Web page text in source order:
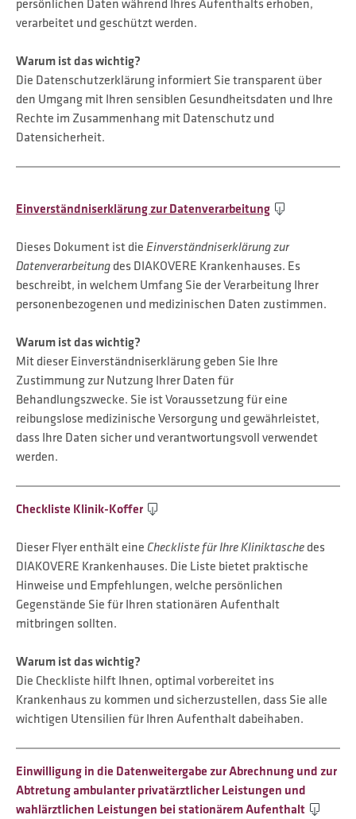
verarbeitet und geschützt werden.
Warum ist das wichtig?
Die Datenschutzerklärung informiert Sie transparent über
den Umgang mit Ihren sensiblen Gesundheitsdaten und Ihre
Rechte im Zusammenhang mit Datenschutz und
Datensicherheit.
Einverständniserklärung zur Datenverarbeitung
Dieses Dokument ist dieEinverständniserklärung zur
Datenverarbeitungdes DIAKOVERE Krankenhauses. Es
beschreibt, in welchem Umfang Sie der Verarbeitung Ihrer
personenbezogenen und medizinischen Daten zustimmen.
Warum ist das wichtig?
Mit dieser Einverständniserklärung geben Sie Ihre
Zustimmung zur Nutzung Ihrer Daten für
Behandlungszwecke. Sie ist Voraussetzung für eine
reibungslose medizinische Versorgung und gewährleistet,
dass Ihre Daten sicher und verantwortungsvoll verwendet
werden.
Checkliste Klinik-Koffer
Dieser Flyer enthält eine Checkliste für Ihre Kliniktaschedes
DIAKOVERE Krankenhauses. Die Liste bietet praktische
Hinweise und Empfehlungen, welche persönlichen
Gegenstände Sie für Ihren stationären Aufenthalt
mitbringen sollten.
Warum ist das wichtig?
Die Checkliste hilft Ihnen, optimal vorbereitet ins
Krankenhaus zu kommen und sicherzustellen, dass Sie alle
wichtigen Utensilien für Ihren Aufenthalt dabeihaben.
Einwilligung in die Datenweitergabe zur Abrechnung und zur
Abtretung ambulanter privatärztlicher Leistungen und
wahlärztlichen Leistungen bei stationärem Aufenthalt